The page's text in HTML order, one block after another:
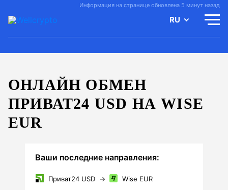
Информация на странице обновлена 5 минут назад
RU
ОНЛАЙН ОБМЕН
ПРИВАТ24 USD НА WISE
EUR
Ваши последние направления:
Приват24 USD → Wise EUR